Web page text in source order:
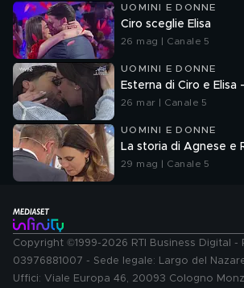
UOMINI E DONNE
Ciro sceglie Elisa
26 mag | Canale 5
UOMINI E DONNE
Esterna di Ciro e Elisa
26 mar | Canale 5
UOMINI E DONNE
La storia di Agnese e
29 mag | Canale 5
Copyright ©1999-2026 RTI Business Digital -
03976881007 - Sede legale: Largo del
Uffici: Viale Europa 46, 20093 Cologno